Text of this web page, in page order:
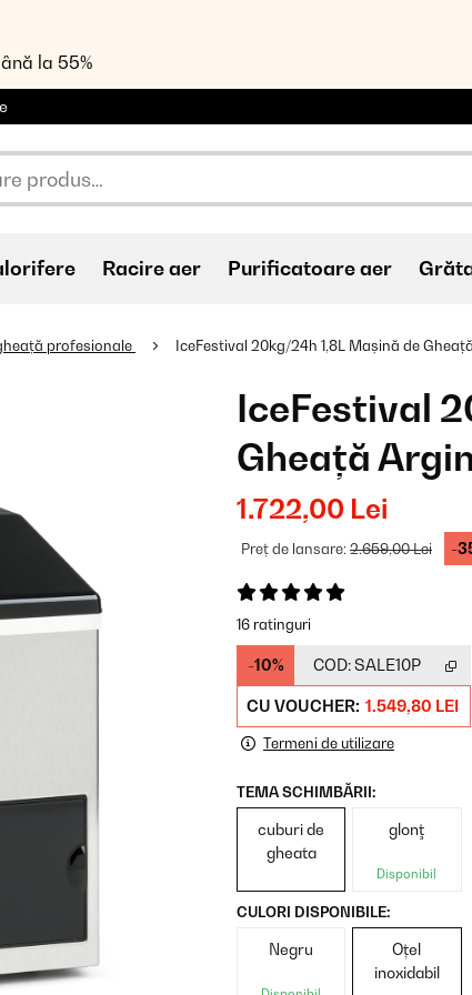
la 55%
Racire aer Purificatoare aer
profesionale IceFestival 20kg/24h 1,8L Mașină de
IceFestival
Gheață
1.722,00 Lei
Preț de lansare:2.659,00 Lei -
16 ratinguri
-10% COD: SALE10P
CU VOUCHER: 1.549,80 LEI
Termeni de utilizare
TEMA SCHIMBĂRII:
cuburi de
gheata
glonţ
Disponibil
CULORI DISPONIBILE:
Negru
Oțel
inoxidabil